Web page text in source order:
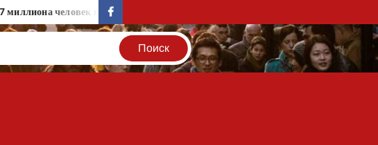
человек в группе рискаfacebook